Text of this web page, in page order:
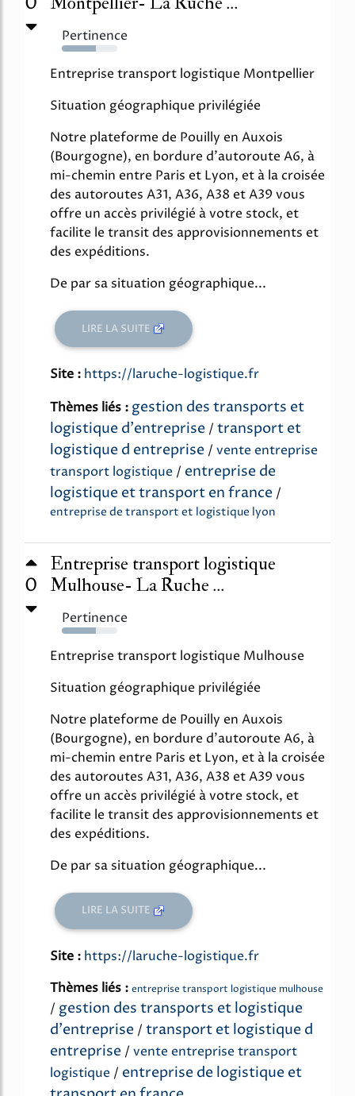
Pertinence
62%
Entreprise transport logistique Montpellier
Situation géographique privilégiée
Notre plateforme de Pouilly en Auxois
(Bourgogne), en bordure d'autoroute A6, à
mi-chemin entre Paris et Lyon, et à la croisée
des autoroutes A31, A36, A38 et A39 vous
offre un accès privilégié à votre stock, et
facilite le transit des approvisionnements et
des expéditions.
De par sa situation géographique...
LIRE LA SUITE
Site : https://laruche-logistique.fr
Thèmes liés : gestion des transports et
logistique d'entreprise / transport et
logistique d entreprise / vente entreprise
transport logistique / entreprise de
logistique et transport en france /
entreprise de transport et logistique lyon
0
Entreprise transport logistique
Mulhouse- La Ruche ...
Pertinence
62%
Entreprise transport logistique Mulhouse
Situation géographique privilégiée
Notre plateforme de Pouilly en Auxois
(Bourgogne), en bordure d'autoroute A6, à
mi-chemin entre Paris et Lyon, et à la croisée
des autoroutes A31, A36, A38 et A39 vous
offre un accès privilégié à votre stock, et
facilite le transit des approvisionnements et
des expéditions.
De par sa situation géographique...
LIRE LA SUITE
Site : https://laruche-logistique.fr
Thèmes liés : entreprise transport logistique mulhouse
/ gestion des transports et logistique
d'entreprise / transport et logistique d
entreprise / vente entreprise transport
logistique / entreprise de logistique et